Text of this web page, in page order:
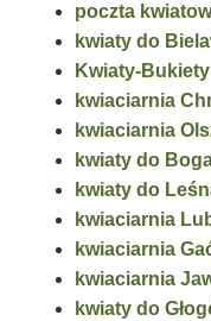
poczta
kwiaty do
Kwiaty-
kwiaciarnia
kwiaciarnia
kwiaty do
kwiaty do
kwiaciarnia
kwiaciarnia
kwiaciarnia
kwiaty do